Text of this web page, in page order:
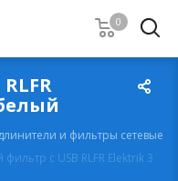
0
и фильтры сетевые
фильтр с USB RLFR Elektrik 3